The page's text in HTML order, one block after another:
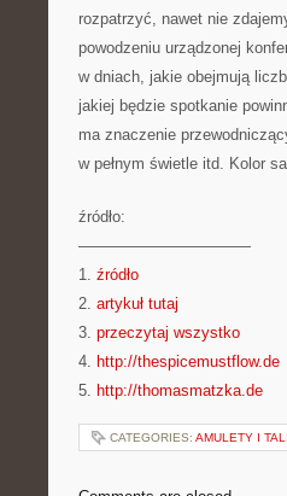
rozpatrzyć, nawet nie
powodzeniu urządzonej
w dniach, jakie obejmują
jakiej będzie spotkanie
ma znaczenie
w pełnym świetle itd. Kolor
źródło:
———————————
1. źródło
2. artykuł tutaj
3. przeczytaj wszystko
4. http://thespicemustflow.de
5. http://thomasmatzka.de
CATEGORIES: AMULETY I